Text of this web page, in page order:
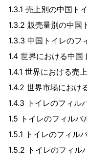
1.3.1 売上別の中国ト
1.3.2 販売量別の中国
1.3.3 中国トイレのフ
1.4 世界における中
1.4.1 世界における売
1.4.2 世界市場におけ
1.4.3 トイレのフィル
1.5 トイレのフィルバ
1.5.1 トイレのフィル
1.5.2 トイレのフィル